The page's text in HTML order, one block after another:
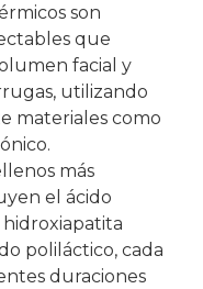
son
que
facial y
utilizando
materiales como
más
el ácido
poliláctico, cada
duraciones